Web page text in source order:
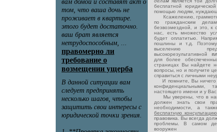
бесплатной
помощью людям,
Ксажелению,
по гражданским
безвозмездной, и это, к
нас, есть множество
будет оплатитью.
пошлины и т.д.
выселению
высокорезультативной
для более
страницах Вы найдете
вопросы, но и получите
справиться с личными
И помните, Вы ничего
конфиденциальными,
настоящего имени и у Вас
Мы уверены, что в
должен знать свои
необходимости, а
бесплатную
правовика. Вы всегда
проблемы. В самом
вооружен